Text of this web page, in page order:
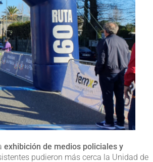
exhibición de medios policiales y
pudieron más cerca la Unidad de